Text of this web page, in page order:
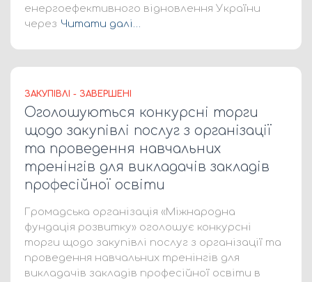
енергоефективного відновлення України
через Читати далі…
ЗАКУПІВЛІ - ЗАВЕРШЕНІ
Оголошуються конкурсні торги
щодо закупівлі послуг з організації
та проведення навчальних
тренінгів для викладачів закладів
професійної освіти
Громадська організація «Міжнародна
фундація розвитку» оголошує конкурсні
торги щодо закупівлі послуг з організації та
проведення навчальних тренінгів для
викладачів закладів професійної освіти в